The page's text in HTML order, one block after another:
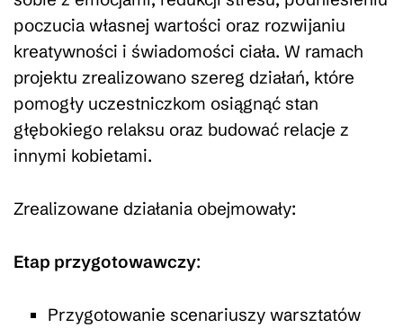
poczucia własnej wartości oraz rozwijaniu
kreatywności i świadomości ciała. W ramach
projektu zrealizowano szereg działań, które
pomogły uczestniczkom osiągnąć stan
głębokiego relaksu oraz budować relacje z
innymi kobietami.
Zrealizowane działania obejmowały:
Etap przygotowawczy:
Przygotowanie scenariuszy warsztatów